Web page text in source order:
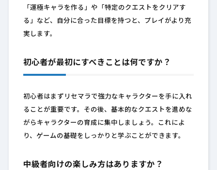
「運極キャラを作る」や「特定のクエストをクリアす
る」など、自分に合った目標を持つと、プレイがより充
実します。
初心者が最初にすべきことは何ですか？
初心者はまずリセマラで強力なキャラクターを手に入れ
ることが重要です。その後、基本的なクエストを進めな
がらキャラクターの育成に集中しましょう。これによ
り、ゲームの基礎をしっかりと学ぶことができます。
中級者向けの楽しみ方はありますか？